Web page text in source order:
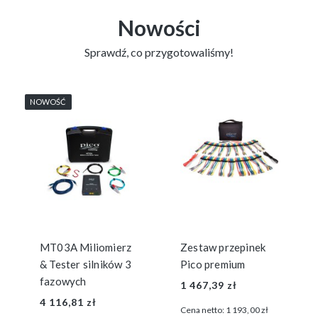
Nowości
Sprawdź, co przygotowaliśmy!
MT03A Miliomierz
& Tester silników 3
fazowych
4 116,81 zł
NOWOŚĆ
Zestaw przepinek
Pico premium
1 467,39 zł
Cena netto: 1 193,00 zł